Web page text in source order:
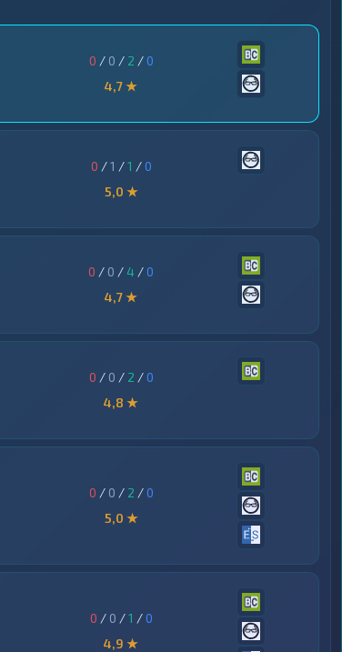
0 / 0 / 2 /0
4,7 ★
0 /1 /1 /0
5,0 ★
0 / 0 / 4 /0
4,7 ★
0 / 0 / 2 /0
4,8 ★
0 / 0 / 2 /0
5,0 ★
0 / 0 /1 /0
4,9 ★